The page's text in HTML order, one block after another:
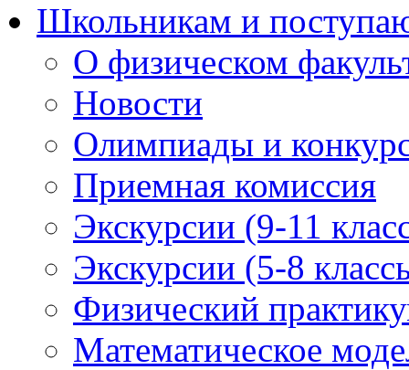
Школьникам и
О физическом
Новости
Олимпиады и
Приемная комиссия
Экскурсии (9-11
Экскурсии (5-8
Физический
Математическое